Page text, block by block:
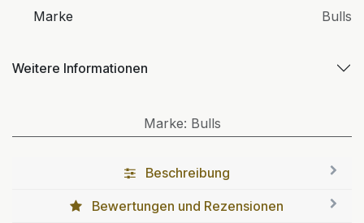
Marke Bulls
Weitere Informationen
Marke: Bulls
Beschreibung
Bewertungen und Rezensionen